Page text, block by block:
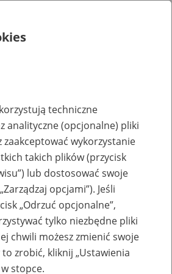
techniczne
analityczne (opcjonalne) pliki
zaakceptować wykorzystanie
takich plików (przycisk
lub dostosować swoje
opcjami”). Jeśli
„Odrzuć opcjonalne”,
tylko niezbędne pliki
chwili możesz zmienić swoje
zrobić, kliknij „Ustawienia
stopce.